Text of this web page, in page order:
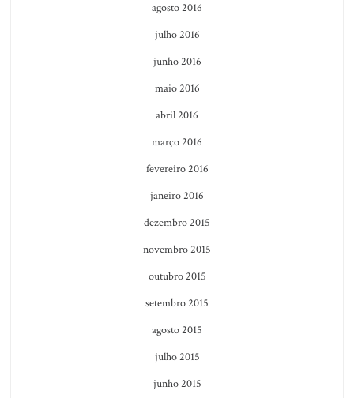
agosto 2016
julho 2016
junho 2016
maio 2016
abril 2016
março 2016
fevereiro 2016
janeiro 2016
dezembro 2015
novembro 2015
outubro 2015
setembro 2015
agosto 2015
julho 2015
junho 2015